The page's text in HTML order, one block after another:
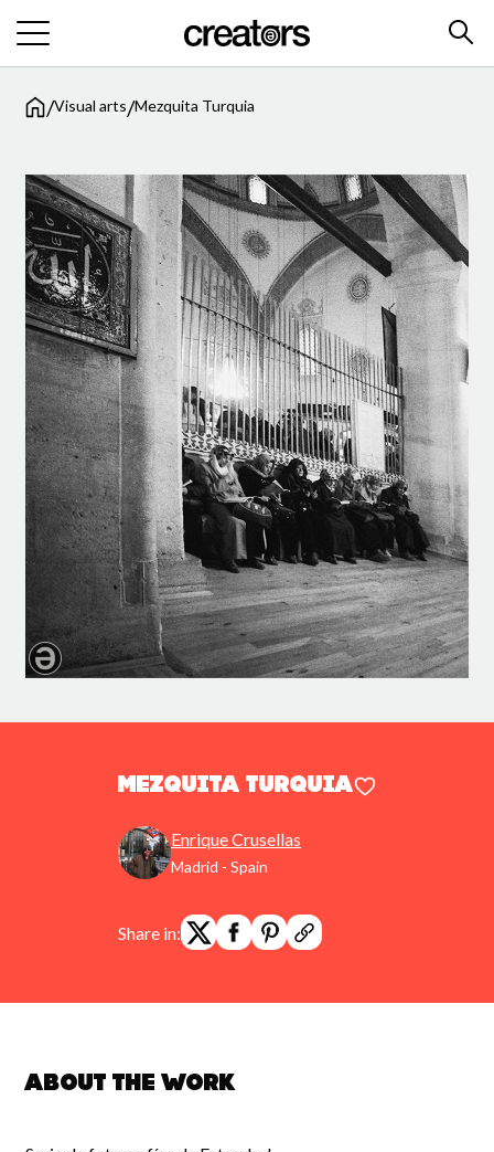
/Visual arts/Mezquita Turquia
Mezquita Turquia
Enrique Crusellas
Madrid - Spain
Share in:
About the work